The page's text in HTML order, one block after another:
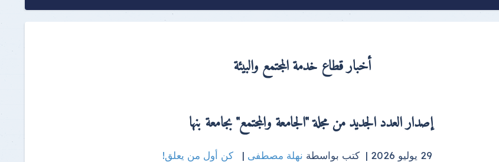
أخبار قطاع خدمة المجتمع والبيئة
إصدار العدد الجديد من مجلة "الجامعة والمجتمع" بجامعة بنها
29 يوليو 2026 | كتب بواسطة نهلة مصطفى | كن أول من يعلق!